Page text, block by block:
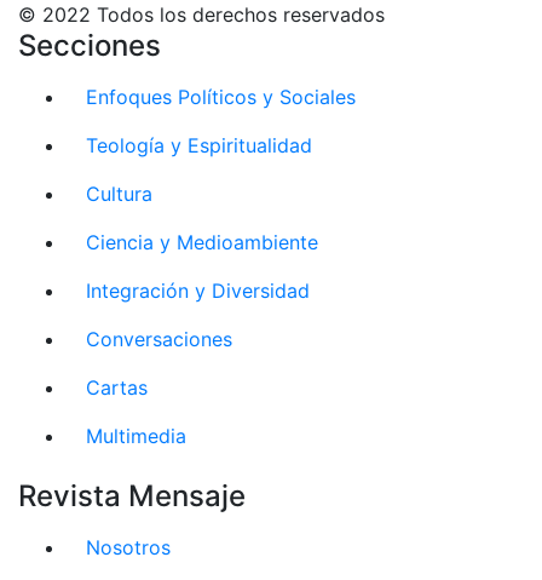
© 2022 Todos los derechos reservados
Secciones
Enfoques Políticos y Sociales
Teología y Espiritualidad
Cultura
Ciencia y Medioambiente
Integración y Diversidad
Conversaciones
Cartas
Multimedia
Revista Mensaje
Nosotros